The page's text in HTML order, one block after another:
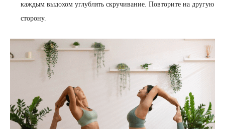
каждым выдохом углублять скручивание. Повторите на другую
сторону.